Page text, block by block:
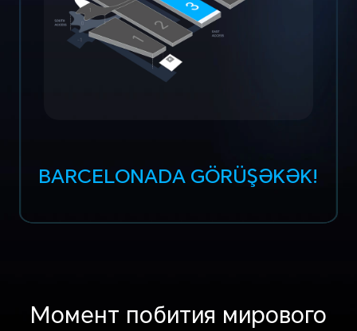
BARCELONADA GÖRÜŞƏKƏK!
Момент побития мирового